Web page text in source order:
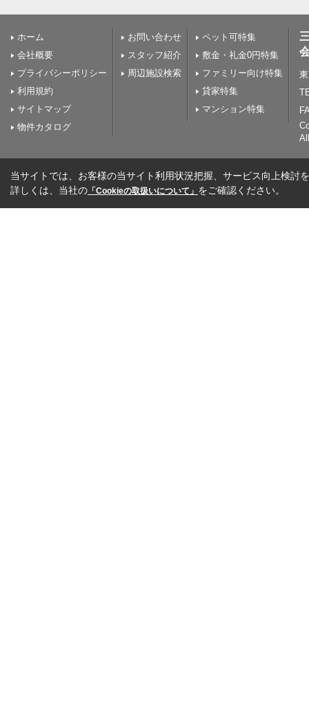
ホーム
会社概要
プライバシーポリシー
利用規約
サイトマップ
物件カタログ
お問い合わせ
スタッフ紹介
周辺施設検索
ペット可特集
敷金・礼金0円特集
ファミリー向け特集
貸家特集
マンション特集
当サイトでは、お客様の当サイト利用状況把握、サービス向上検討
詳しくは、当社の 「Cookieの取扱いについて」 をご確認ください。